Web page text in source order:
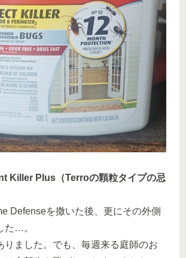
Killer Plus（Terroの顆粒タイプの忌
Defenseを撒いた後、更にその外側
た…。
りました。でも、毎週来る庭師のお